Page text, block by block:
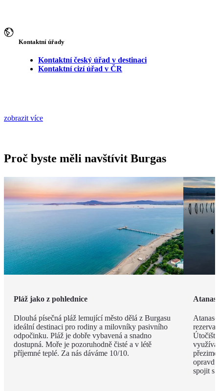
Kontaktní úřady
Kontaktní český úřad v destinaci
Kontaktní cizí úřad v ČR
zobrazit více
Proč byste měli navštívit Burgas
Pláž jako z pohlednice
Dlouhá písečná pláž lemující město dělá z Burgasu
ideální destinaci pro rodiny a milovníky pasivního
odpočinku. Pláž je dobře vybavená a snadno
dostupná. Moře je pozoruhodně čisté a v létě
příjemné teplé. Za nás dáváme 10/10.
spojit s